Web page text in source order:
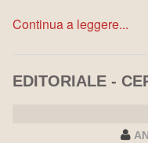
Continua a leggere...
EDITORIALE -